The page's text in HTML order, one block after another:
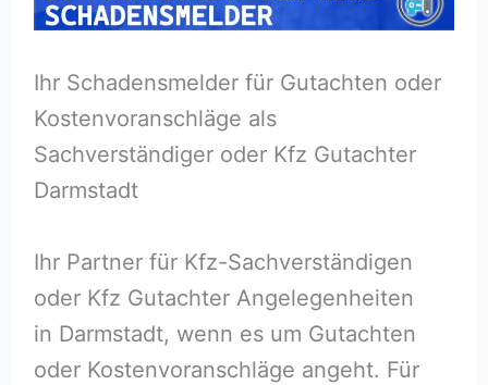
Ihr Schadensmelder für Gutachten oder
Kostenvoranschläge als
Sachverständiger oder Kfz Gutachter
Darmstadt
Ihr Partner für Kfz-Sachverständigen
oder Kfz Gutachter Angelegenheiten
in Darmstadt, wenn es um Gutachten
oder Kostenvoranschläge angeht. Für